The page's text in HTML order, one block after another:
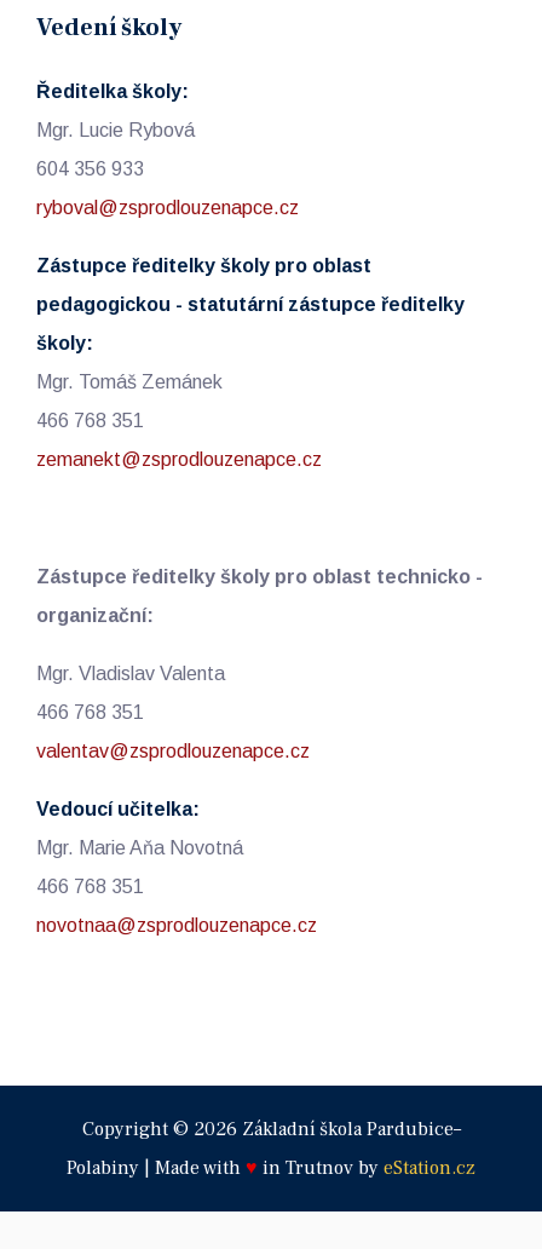
Vedení školy
Ředitelka školy:
Mgr. Lucie Rybová
604 356 933
ryboval@zsprodlouzenapce.cz
Zástupce ředitelky školy pro oblast
pedagogickou - statutární zástupce ředitelky
školy:
Mgr. Tomáš Zemánek
466 768 351
zemanekt@zsprodlouzenapce.cz
Zástupce ředitelky školy pro oblast technicko -
organizační:
Mgr. Vladislav Valenta
466 768 351
valentav@zsprodlouzenapce.cz
Vedoucí učitelka:
Mgr. Marie Aňa Novotná
466 768 351
novotnaa@zsprodlouzenapce.cz
Copyright © 2026 Základní škola Pardubice–
Polabiny | Made with ♥ in Trutnov by eStation.cz